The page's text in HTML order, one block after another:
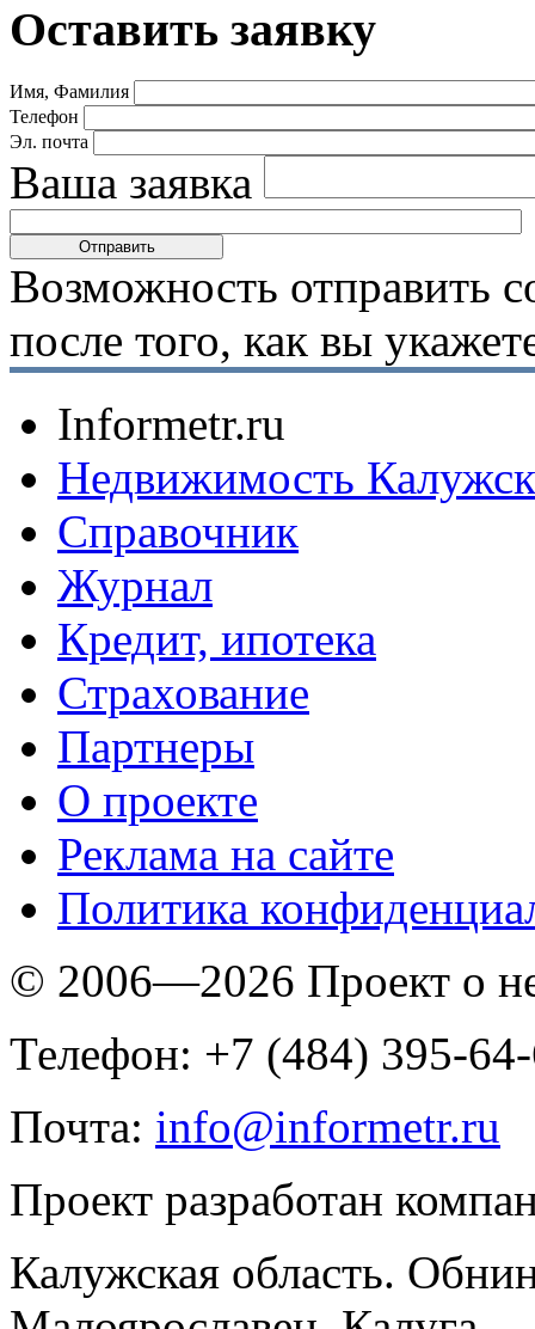
Оставить заявку
Имя, Фамилия
Телефон
Эл. почта
Ваша заявка
Возможность отправить
после того, как вы
Informetr.ru
Недвижимость
Справочник
Журнал
Кредит, ипотека
Страхование
Партнеры
O проекте
Реклама на сайте
Политика
© 2006—2026 Проект о
Телефон: +7 (484) 395-
Почта: info@informetr.ru
Проект разработан
Калужская область.